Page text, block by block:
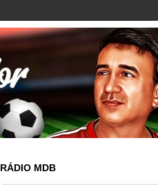
RÁDIO MDB